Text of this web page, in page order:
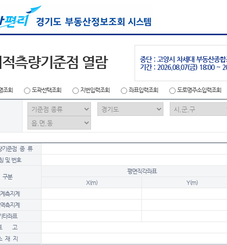
중단 : 고양시 차세대 부동산종
기간 : 2026.08.07(금) 18:00 ~
측량기준점 열람
조회 도곽선택조회 지번입력조회 좌표입력조회 도로명주소입력조회
기준점 종 류
및 번호
구분
평면직각좌표
X(m)
Y(m)
측지계
측지계
타좌표
고
재 지